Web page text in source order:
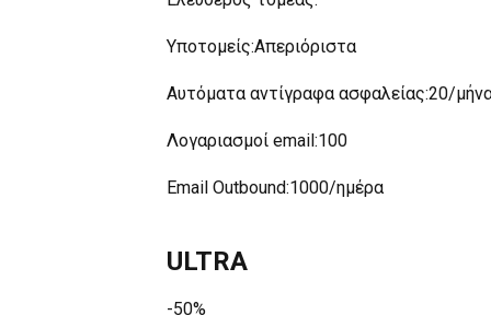
Υποτομείς:Απεριόριστα
Αυτόματα αντίγραφα ασφαλείας:20/
Λογαριασμοί email :100
Email Outbound:1000/ημέρα
ULTRA
-50%